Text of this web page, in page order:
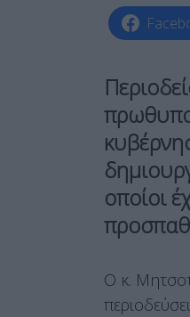
οποίοι
Ο κ.